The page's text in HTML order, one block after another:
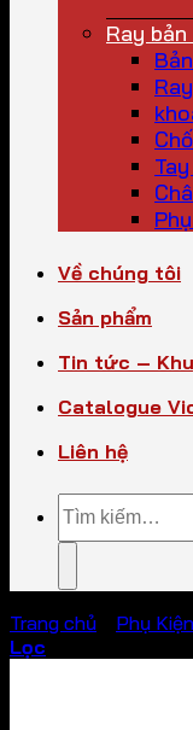
Ray
Về chúng tôi
Sản phẩm
Tin tức –
Catalogue
Liên hệ
Tìm
kiếm:
Trang chủ Phụ
Lọc